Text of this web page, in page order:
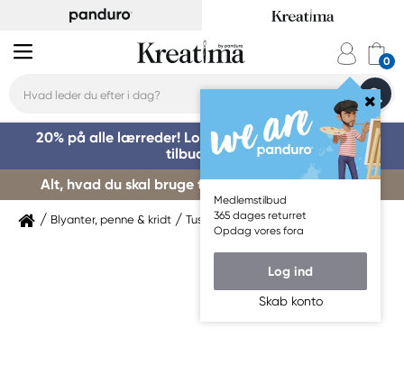
Medlemstilbud
365 dages returret
Opdag vores fora
Log ind
Skab konto
20% på alle lærreder! Log på for at benytte dig af
tilbuddet »
Alt, hvad du skal bruge til kursusstart – køb her »
Blyanter, penne & kridt Tuschpenne & markers